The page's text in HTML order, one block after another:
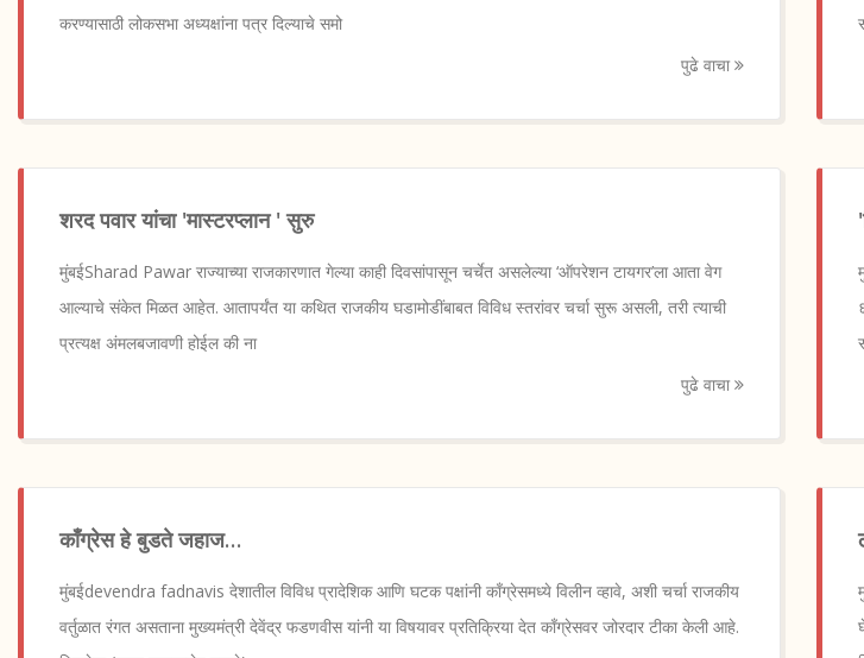
करण्यासाठी लोकसभा अध्यक्षांना पत्र दिल्याचे समो
पुढे वाचा
शरद पवार यांचा 'मास्टरप्लान ' सुरु
मुंबईSharad Pawar राज्याच्या राजकारणात गेल्या काही दिवसांपासून चर्चेत असलेल्या ‘ऑपरेशन टायगर’ला आता वेग
आल्याचे संकेत मिळत आहेत. आतापर्यंत या कथित राजकीय घडामोडींबाबत विविध स्तरांवर चर्चा सुरू असली, तरी त्याची
प्रत्यक्ष अंमलबजावणी होईल की ना
पुढे वाचा
काँग्रेस हे बुडते जहाज…
मुंबईdevendra fadnavis देशातील विविध प्रादेशिक आणि घटक पक्षांनी काँग्रेसमध्ये विलीन व्हावे, अशी चर्चा राजकीय
वर्तुळात रंगत असताना मुख्यमंत्री देवेंद्र फडणवीस यांनी या विषयावर प्रतिक्रिया देत काँग्रेसवर जोरदार टीका केली आहे.